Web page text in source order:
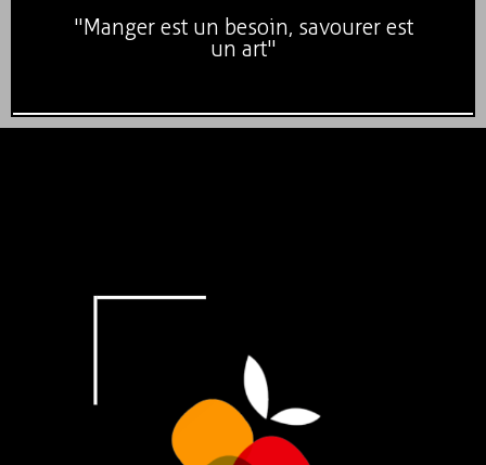
"Manger est un besoin, savourer est
un art"